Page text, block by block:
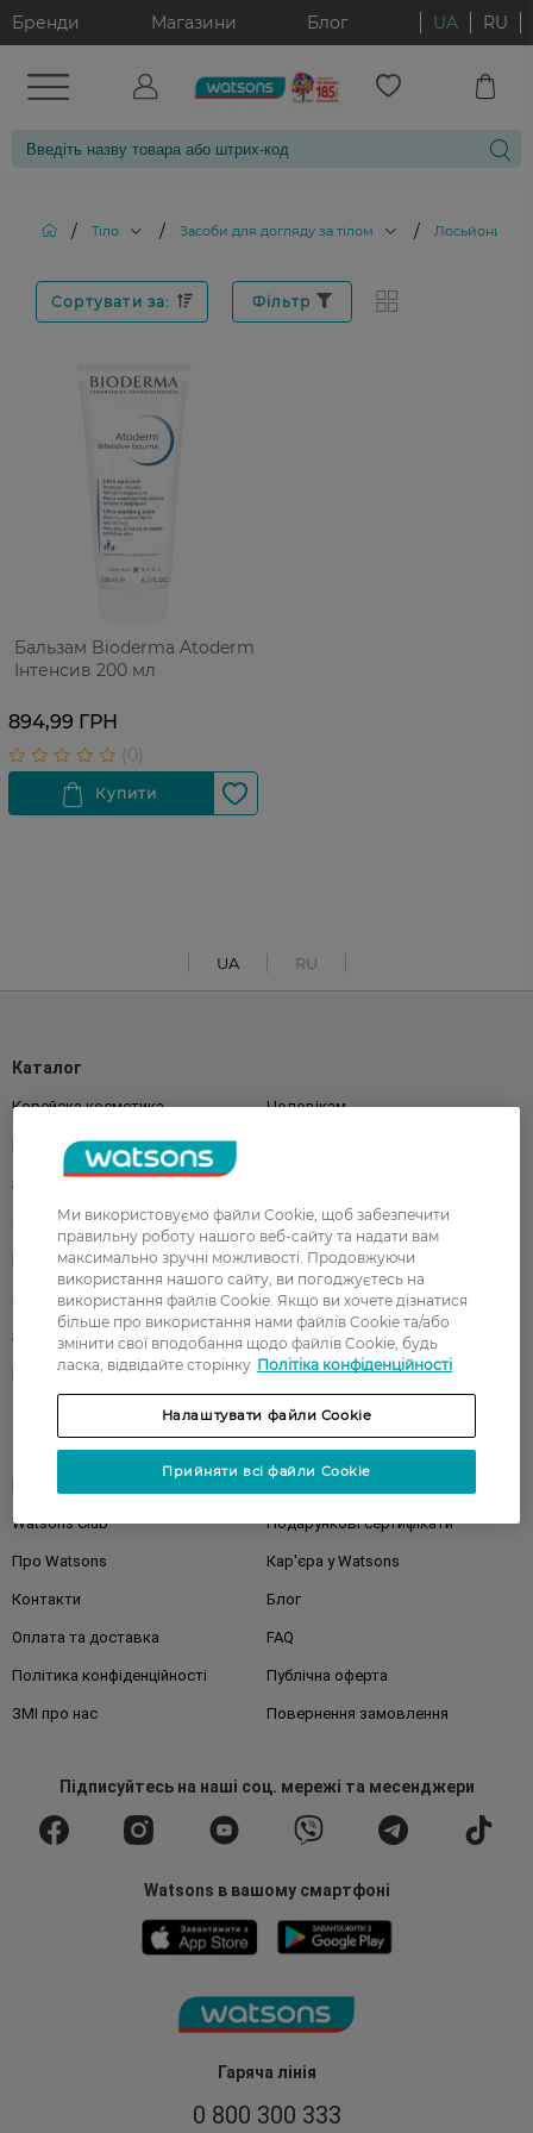
Бренди Магазини Блог UA RU
/ Тіло / Засоби для догляду за тілом / Лосьйони для
Сортувати за: Фільтр
Бальзам Bioderma Atoderm
Інтенсив 200 мл
894,99 ГРН
UA RU
Гаряча лінія
0 800 300 333
Каталог
Корейска косметика Чоловікам
Парфуми
Акції
Обличчя Тіло
Подарунки Діти
Волосся
Аксесуари Дерматокосметика
Бренди
Клієнтам
Watsons Club Подарункові сертифікати
Про Watsons Кар'єра у Watsons
Контакти Блог
Оплата та доставка FAQ
Політика конфіденційності Публічна оферта
ЗМІ про нас Повернення замовлення
Підписуйтесьна наші соц. мережі та месенджери
Watsons в вашому смартфоні
Ми використовуємо файли Cookie, щоб забезпечити
правильну роботу нашого веб-сайту та надати вам
максимально зручні можливості. Продовжуючи
використання нашого сайту, ви погоджуєтесь на
використання файлів Cookie. Якщо ви хочете дізнатися
більше про використання нами файлів Cookie та/або
змінити свої вподобання щодо файлів Cookie, будь
ласка, відвідайте сторінку Політіка конфіденційності
Налаштувати файли Cookie
Прийняти всі файли Cookie